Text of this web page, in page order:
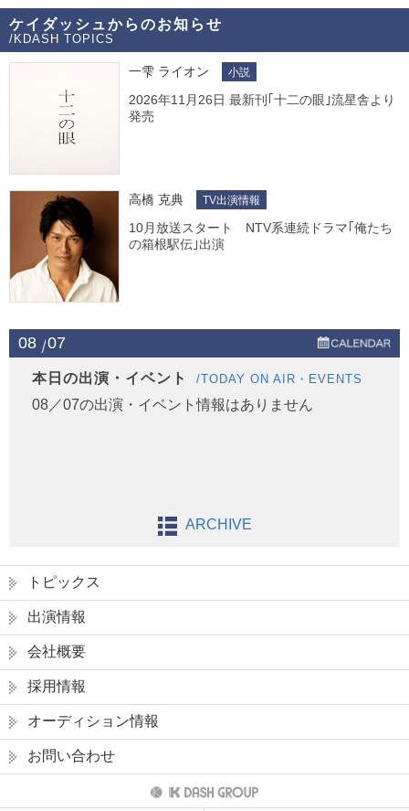
ケイダッシュからのお知らせ
/KDASH TOPICS
一雫 ライオン 小説
2026年11月26日 最新刊｢十二の眼｣流星舎より
発売
高橋 克典 TV出演情報
10月放送スタート NTV系連続ドラマ｢俺たち
の箱根駅伝｣出演
08 07
本日の出演・イベント /TODAY ON AIR・EVENTS
08／07の出演・イベント情報はありません
ARCHIVE
トピックス
出演情報
会社概要
採用情報
オーディション情報
お問い合わせ